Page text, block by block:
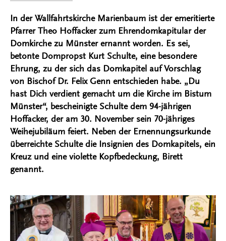
In der Wallfahrtskirche Marienbaum ist der emeritierte
Pfarrer Theo Hoffacker zum Ehrendomkapitular der
Domkirche zu Münster ernannt worden. Es sei,
betonte Dompropst Kurt Schulte, eine besondere
Ehrung, zu der sich das Domkapitel auf Vorschlag
von Bischof Dr. Felix Genn entschieden habe. „Du
hast Dich verdient gemacht um die Kirche im Bistum
Münster“, bescheinigte Schulte dem 94-jährigen
Hoffacker, der am 30. November sein 70-jähriges
Weihejubiläum feiert. Neben der Ernennungsurkunde
überreichte Schulte die Insignien des Domkapitels, ein
Kreuz und eine violette Kopfbedeckung, Birett
genannt.